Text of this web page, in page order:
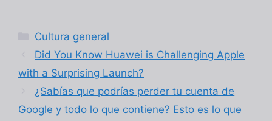
Categorías
Cultura general
Did You Know Huawei is Challenging Apple
with a Surprising Launch?
¿Sabías que podrías perder tu cuenta de
Google y todo lo que contiene? Esto es lo que